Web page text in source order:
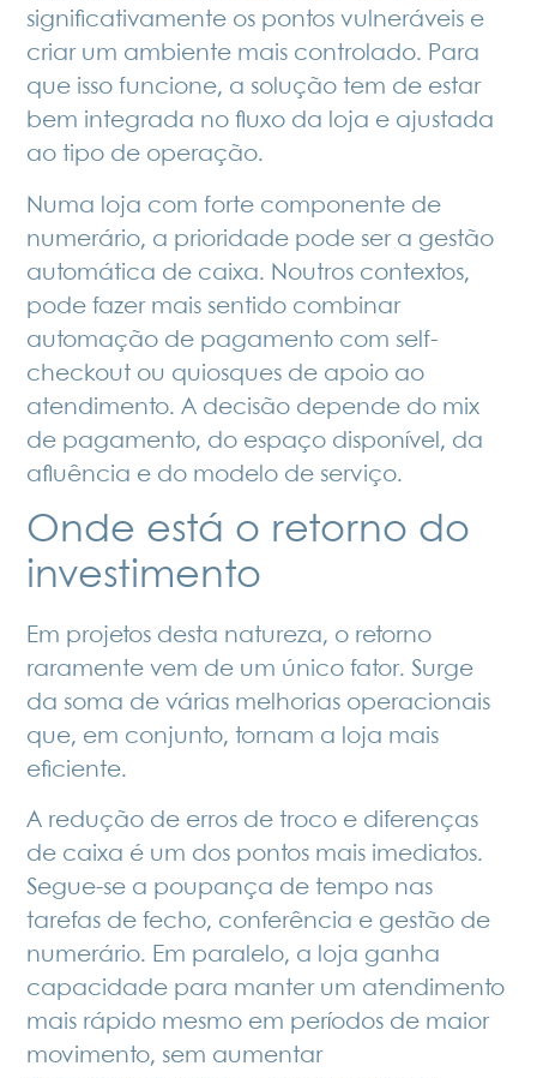
significativamente os pontos vulneráveis e
criar um ambiente mais controlado. Para
que isso funcione, a solução tem de estar
bem integrada no fluxo da loja e ajustada
ao tipo de operação.
Numa loja com forte componente de
numerário, a prioridade pode ser a gestão
automática de caixa. Noutros contextos,
pode fazer mais sentido combinar
automação de pagamento com self-
checkout ou quiosques de apoio ao
atendimento. A decisão depende do mix
de pagamento, do espaço disponível, da
afluência e do modelo de serviço.
Onde está o retorno do
investimento
Em projetos desta natureza, o retorno
raramente vem de um único fator. Surge
da soma de várias melhorias operacionais
que, em conjunto, tornam a loja mais
eficiente.
A redução de erros de troco e diferenças
de caixa é um dos pontos mais imediatos.
Segue-se a poupança de tempo nas
tarefas de fecho, conferência e gestão de
numerário. Em paralelo, a loja ganha
capacidade para manter um atendimento
mais rápido mesmo em períodos de maior
movimento, sem aumentar